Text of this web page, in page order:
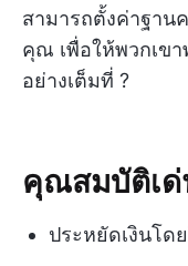
สามารถตั้งค่าฐาน
คุณ เพื่อให้พวกเข
อย่างเต็มที่ ?
คุณสมบัติเด่
ประหยัดเงินโด